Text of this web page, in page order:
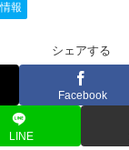
報
シェアする
Facebook
LINE